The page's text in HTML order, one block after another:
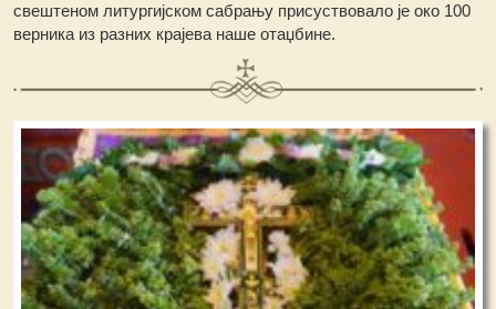
свештеном литургијском сабрању присуствовало је око 100
верника из разних крајева наше отаџбине.